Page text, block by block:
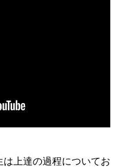
上達の過程についてお